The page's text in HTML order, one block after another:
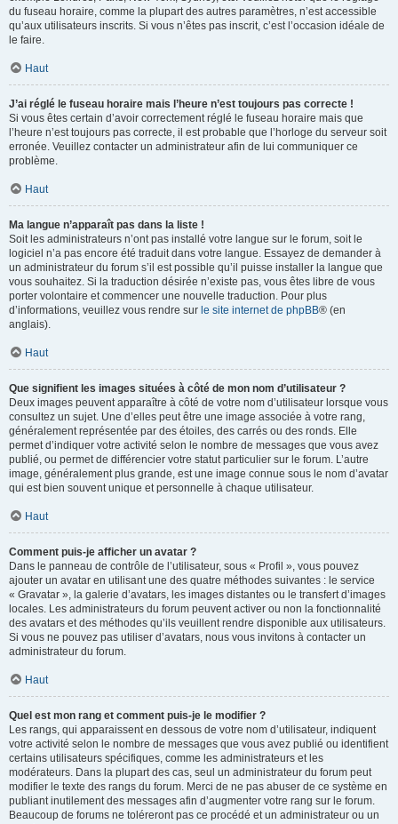
du fuseau horaire, comme la plupart des autres paramètres, n’est accessible
qu’aux utilisateurs inscrits. Si vous n’êtes pas inscrit, c’est l’occasion idéale de
le faire.
Haut
J’ai réglé le fuseau horaire mais l’heure n’est toujours pas correcte !
Si vous êtes certain d’avoir correctement réglé le fuseau horaire mais que
l’heure n’est toujours pas correcte, il est probable que l’horloge du serveur soit
erronée. Veuillez contacter un administrateur afin de lui communiquer ce
problème.
Haut
Ma langue n’apparaît pas dans la liste !
Soit les administrateurs n’ont pas installé votre langue sur le forum, soit le
logiciel n’a pas encore été traduit dans votre langue. Essayez de demander à
un administrateur du forum s’il est possible qu’il puisse installer la langue que
vous souhaitez. Si la traduction désirée n’existe pas, vous êtes libre de vous
porter volontaire et commencer une nouvelle traduction. Pour plus
d’informations, veuillez vous rendre sur le site internet de phpBB® (en
anglais).
Haut
Que signifient les images situées à côté de mon nom d’utilisateur ?
Deux images peuvent apparaître à côté de votre nom d’utilisateur lorsque vous
consultez un sujet. Une d’elles peut être une image associée à votre rang,
généralement représentée par des étoiles, des carrés ou des ronds. Elle
permet d’indiquer votre activité selon le nombre de messages que vous avez
publié, ou permet de différencier votre statut particulier sur le forum. L’autre
image, généralement plus grande, est une image connue sous le nom d’avatar
qui est bien souvent unique et personnelle à chaque utilisateur.
Haut
Comment puis-je afficher un avatar ?
Dans le panneau de contrôle de l’utilisateur, sous « Profil », vous pouvez
ajouter un avatar en utilisant une des quatre méthodes suivantes : le service
« Gravatar », la galerie d’avatars, les images distantes ou le transfert d’images
locales. Les administrateurs du forum peuvent activer ou non la fonctionnalité
des avatars et des méthodes qu’ils veuillent rendre disponible aux utilisateurs.
Si vous ne pouvez pas utiliser d’avatars, nous vous invitons à contacter un
administrateur du forum.
Haut
Quel est mon rang et comment puis-je le modifier ?
Les rangs, qui apparaissent en dessous de votre nom d’utilisateur, indiquent
votre activité selon le nombre de messages que vous avez publié ou identifient
certains utilisateurs spécifiques, comme les administrateurs et les
modérateurs. Dans la plupart des cas, seul un administrateur du forum peut
modifier le texte des rangs du forum. Merci de ne pas abuser de ce système en
publiant inutilement des messages afin d’augmenter votre rang sur le forum.
Beaucoup de forums ne toléreront pas ce procédé et un administrateur ou un